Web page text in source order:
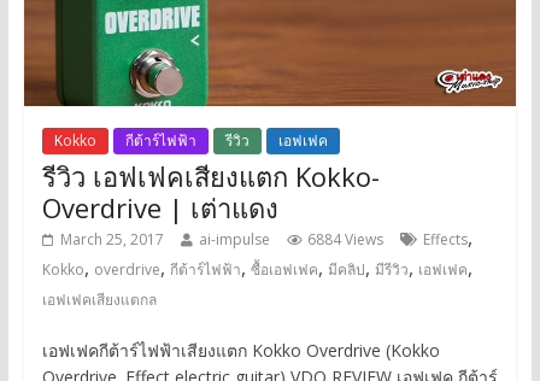
Kokko กีต้าร์ไฟฟ้า รีวิว เอฟเฟค
รีวิว เอฟเฟคเสียงแตก Kokko-
Overdrive | เต่าแดง
March 25, 2017 ai-impulse 6884 Views Effects,
Kokko, overdrive, กีต้าร์ไฟฟ้า, ซื้อเอฟเฟค, มีคลิป, มีรีวิว, เอฟเฟค,
เอฟเฟคเสียงแตกล
เอฟเฟคกีต้าร์ไฟฟ้าเสียงแตก Kokko Overdrive (Kokko